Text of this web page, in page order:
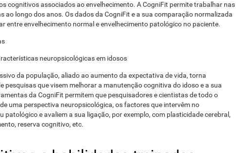
cognitivos associados ao envelhecimento. A CogniFit permite trabalhar nas
ao longo dos anos. Os dados da CogniFit e a sua comparação normalizada
entre envelhecimento normal e envelhecimento patológico no paciente.
neuropsicológicas em idosos
da população, aliado ao aumento da expectativa de vida, torna
pesquisas que visem melhorar a manutenção cognitiva do idoso e a sua
da CogniFit permitem que pesquisadores e cientistas de todo o
uma perspectiva neuropsicológica, os factores que intervêm no
patológico e avaliem a sua ligação, por exemplo, com plasticidade cerebral,
reserva cognitivo, etc.